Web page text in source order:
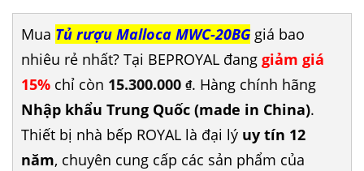
Mua Tủ rượu Malloca MWC-20BG giá bao
nhiêu rẻ nhất? Tại BEPROYAL đang giảm giá
15% chỉ còn 15.300.000 ₫. Hàng chính hãng
Nhập khẩu Trung Quốc (made in China).
Thiết bị nhà bếp ROYAL là đại lý uy tín 12
năm, chuyên cung cấp các sản phẩm của